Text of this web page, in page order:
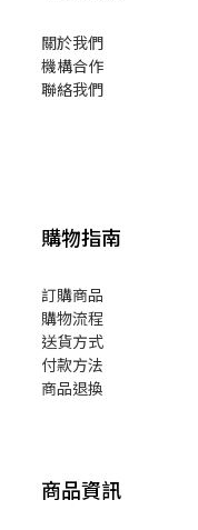
關於我們
機構合作
聯絡我們
購物指南
訂購商品
購物流程
送貨方式
付款方法
商品退換
商品資訊